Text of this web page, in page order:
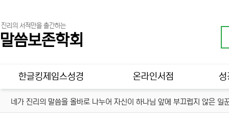
진리의 서적만을 출간하는
말씀보존학회
메인 메뉴
한글킹제임스성경 온라인서점 성
네가 진리의 말씀을 올바로 나누어 자신이 하나님 앞에 부끄럽지 않은